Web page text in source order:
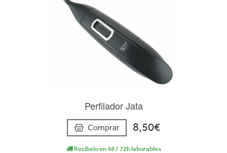
Perfilador Jata
Comprar 8,50€
Recíbelo en 48 / 72h laborables